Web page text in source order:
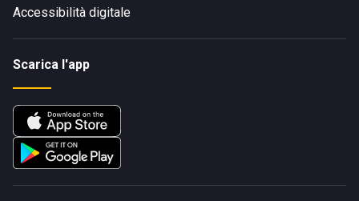
Accessibilità digitale
Scarica l'app